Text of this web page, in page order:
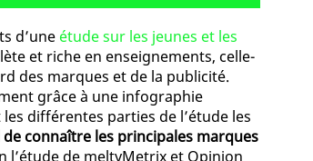
d’une étude sur les jeunes et les
et riche en enseignements, celle-
des marques et de la publicité.
grâce à une infographie
différentes parties de l’étude les
connaître les principales marques
l’étude de meltyMetrix et Opinion